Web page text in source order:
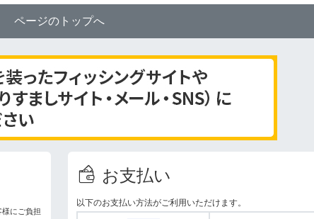
ページのトップへ
にご負担
お支払い
以下のお支払い方法がご利用いただけます。